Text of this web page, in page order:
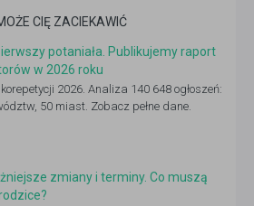
CIĘ ZACIEKAWIĆ
potaniała. Publikujemy raport
w 2026 roku
2026. Analiza 140 648 ogłoszeń:
50 miast. Zobacz pełne dane.
zmiany i terminy. Co muszą